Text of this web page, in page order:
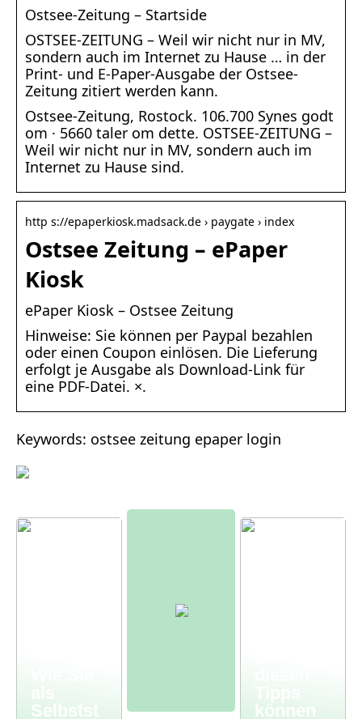
Ostsee-Zeitung – Startside
OSTSEE-ZEITUNG – Weil wir nicht nur in MV,
sondern auch im Internet zu Hause … in der
Print- und E-Paper-Ausgabe der Ostsee-
Zeitung zitiert werden kann.
Ostsee-Zeitung, Rostock. 106.700 Synes godt
om · 5660 taler om dette. OSTSEE-ZEITUNG –
Weil wir nicht nur in MV, sondern auch im
Internet zu Hause sind.
http s://epaperkiosk.madsack.de › paygate › index
Ostsee Zeitung – ePaper
Kiosk
ePaper Kiosk – Ostsee Zeitung
Hinweise: Sie können per Paypal bezahlen
oder einen Coupon einlösen. Die Lieferung
erfolgt je Ausgabe als Download-Link für
eine PDF-Datei. ×.
Keywords: ostsee zeitung epaper login
Selbstst
können